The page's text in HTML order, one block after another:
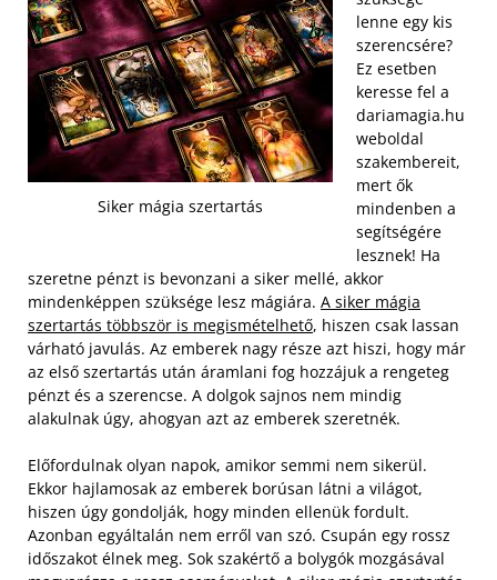
Siker mágia szertartás
lenne egy kis
szerencsére?
Ez esetben
keresse fel a
dariamagia.hu
weboldal
szakembereit,
mert ők
mindenben a
segítségére
lesznek! Ha
szeretne pénzt is bevonzani a siker mellé, akkor
mindenképpen szüksége lesz mágiára. A siker mágia
szertartás többször is megismételhető, hiszen csak lassan
várható javulás. Az emberek nagy része azt hiszi, hogy már
az első szertartás után áramlani fog hozzájuk a rengeteg
pénzt és a szerencse. A dolgok sajnos nem mindig
alakulnak úgy, ahogyan azt az emberek szeretnék.
Előfordulnak olyan napok, amikor semmi nem sikerül.
Ekkor hajlamosak az emberek borúsan látni a világot,
hiszen úgy gondolják, hogy minden ellenük fordult.
Azonban egyáltalán nem erről van szó. Csupán egy rossz
időszakot élnek meg. Sok szakértő a bolygók mozgásával